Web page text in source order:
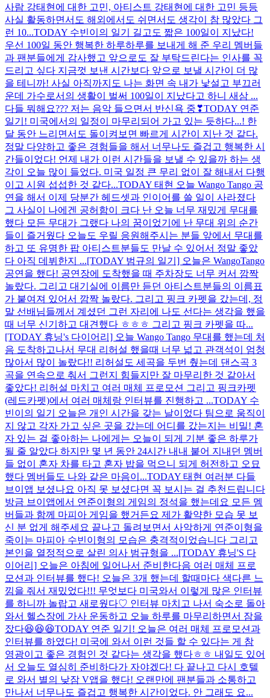
사람 강태현에 대한 고민, 아티스트 강태현에 대한 고민 등등
사실 활동하면서도 해외에서도 쉬면서도 생각이 참 많았다 그
런 10...TODAY 수빈이의 일기 길고도 짧은 100일이 지났다!
우선 100일 동안 행복한 하루하루를 보내게 해 준 우리 멤버들
과 팬분들에게 감사했고 앞으로도 잘 부탁드린다는 인사를 꼭
드리고 싶다 지금껏 보낸 시간보다 앞으로 보낼 시간이 더 많
을 테니까! 사실 아직까지도 나는 화면 속 내가 낯설고 부끄러
운데 가수로서의 생활이 벌써 100일이 지났다고 하니 새삼 ...
다들 뭐해요??? 저는 음악 들으면서 반신욕 중❣TODAY 연준
일기! 미국에서의 일정이 마무리되어 가고 있는 듯하다...! 한
달 동안 느리면서도 돌이켜보면 빠르게 시간이 지난 것 같다.
정말 다양하고 좋은 경험들을 해서 너무나도 즐겁고 행복한 시
간들이었다! 언제 내가 이런 시간들을 보낼 수 있을까 하는 생
각이 오늘 많이 들었다. 미국 일정 큰 무리 없이 잘 해내서 다행
이고 시원 섭섭한 것 같다...TODAY 태현 오늘 Wango Tango 공
연을 해서 이제 당분간 헤드셋과 인이어를 쓸 일이 사라졌다
그 사실이 나에겐 공허함이 크다 난 오늘 너무 재밌게 무대를
했다 모든 무대가 그랬다 나의 꿈이었기에 난 무대 위의 순간
들이 즐거웠다 오늘도 우릴 응원해주시는 분들 앞에서 무대를
하고 또 유명한 팝 아티스트분들도 만날 수 있어서 정말 좋았
다 아직 데뷔한지 ...[TODAY 범규의 일기] 오늘은 WangoTango
공연을 했다! 공연장에 도착했을 때 주차장도 너무 커서 깜짝
놀랐다. 그리고 대기실에 이름만 듣던 아티스트분들의 이름표
가 붙여져 있어서 깜짝 놀랐다. 그리고 핑크 카펫을 갔는데, 정
말 선배님들께서 계셨던 그런 자리에 나도 선다는 생각을 했을
때 너무 신기하고 대견했다 ㅎㅎㅎ 그리고 핑크 카펫을 따...
[TODAY 휴닝's 다이어리] 오늘 Wango Tango 무대를 했는데 처
음 도착하고나서 무대 리허설 했을때 너무 넓고 관객석이 엄청
많아서 많이 놀랐다!! 리허설도 세곡을 두번 췄는데 댄스곡 3
곡을 연속으로 춰서 그런지 힘들지만 잘 마무리한 것 같아서
좋았다! 리허설 마치고 여러 매체 프로모션 그리고 핑크카펫
(레드카펫)에서 여러 매체랑 인터뷰를 진행하고 ...TODAY 수
빈이의 일기 오늘은 개인 시간을 갖는 날이었다 팀으로 움직이
지 않고 각자 가고 싶은 곳을 갔는데 어디를 갔는지는 비밀! 혼
자 있는 걸 좋아하는 나에게는 오늘이 되게 기분 좋은 하루가
될 줄 알았다 하지만 몇 년 동안 24시간 내내 붙어 지내던 멤버
들 없이 혼자 차를 타고 혼자 밥을 먹으니 되게 허전하고 오묘
했다 멤버들도 나와 같은 마음이...TODAY 태현 여러분 다들
브이앱 보셨나요 아직 못 보셨다면 꼭 보시는 걸 추천드립니다
방금 브이앱에서 연준이형의 게임의 정석을 했는데요 모든 멤
버들과 함께 마피아 게임을 했거든요 제가 활약한 모습 못 보
신 분 없게 해주세요 끝나고 돌려보면서 사악하게 연준이형을
죽이는 마피아 수빈이형의 모습은 충격적이었습니다 그리고
본인을 열정적으로 살린 의사 범규형을 ...[TODAY 휴닝'S 다
이어리] 오늘은 아침에 일어나서 준비한다음 여러 매체 프로
모션과 인터뷰를 했다! 오늘은 3개 했는데 할때마다 색다른 느
낌을 줘서 재밌었다!!! 무엇보다 미국와서 이렇게 많은 인터뷰
를 하니까 놀랍고 새로웠다♡ 인터뷰 마치고 나서 숙소로 돌아
와서 헬스장에 가사 운동하고 오늘 하루를 마무리하면서 잠을
잤다😆😆😆TODAY 연준 일기! 오늘은 여러 매체 프로모션과
인터뷰를 하였다! 미국에 와서 이런 것들 할 수 있다는 게 참
영광이고 좋은 경험인 것 같다는 생각을 했다ㅎㅎ 내일도 있어
서 오늘도 열심히 준비하다가 자야겠다! 다 끝나고 다시 호텔
로 와서 별의 낮잠 V앱을 했다! 오랜만에 팬분들과 소통하고
만나서 너무나도 즐겁고 행복한 시간이었다. 안 그래도 요...